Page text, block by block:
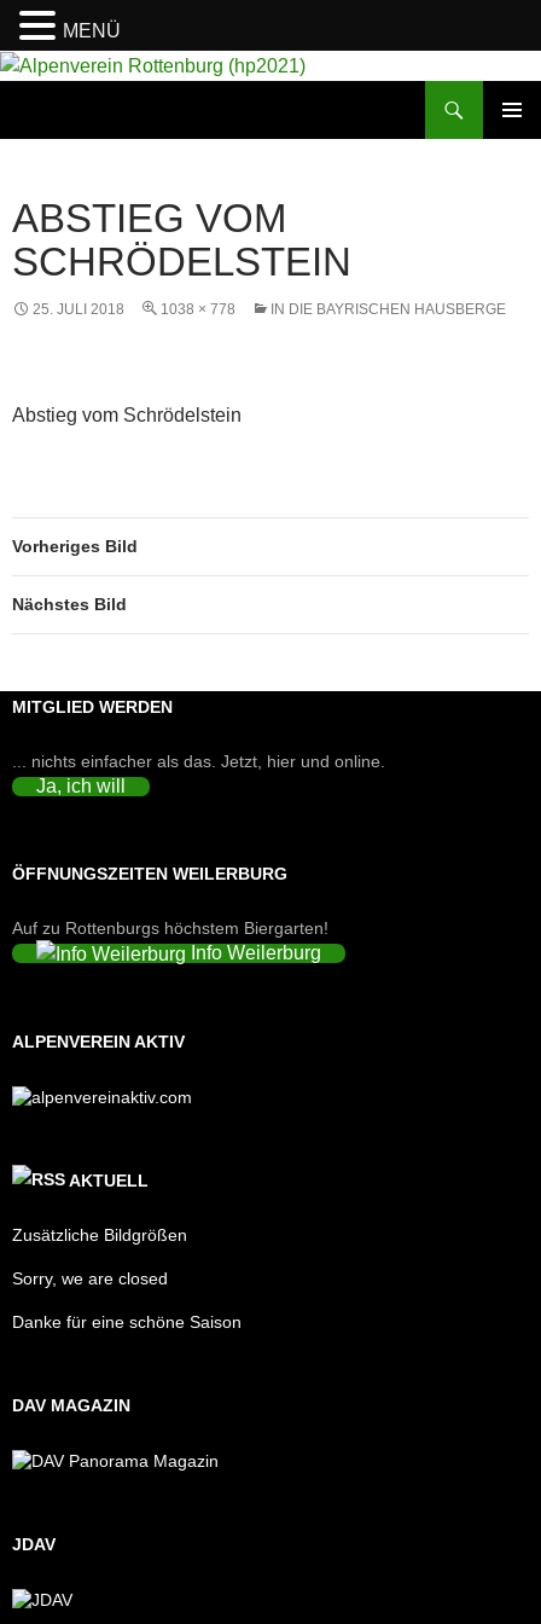
ABSTIEG VOM
SCHRÖDELSTEIN
25. JULI 2018 1038 × 778 IN DIE BAYRISCHEN HAUSBERGE
Abstieg vom Schrödelstein
Vorheriges Bild
Nächstes Bild
MITGLIED WERDEN
... nichts einfacher als das. Jetzt, hier und online.
Ja, ich will
ÖFFNUNGSZEITEN WEILERBURG
Auf zu Rottenburgs höchstem Biergarten!
Info Weilerburg
ALPENVEREIN AKTIV
AKTUELL
Zusätzliche Bildgrößen
Sorry, we are closed
Danke für eine schöne Saison
DAV MAGAZIN
JDAV
MENÜ